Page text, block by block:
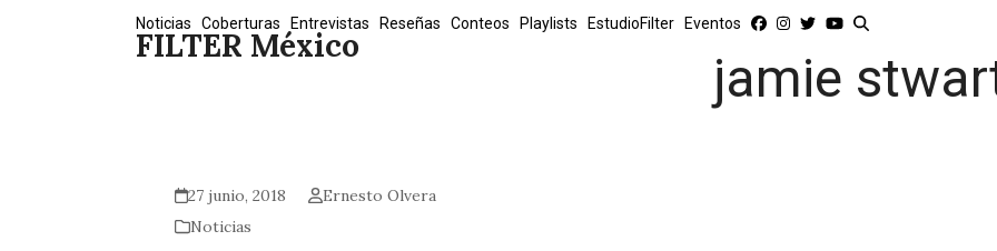
FILTER México
Noticias Coberturas Entrevistas Reseñas Conteos Playlists EstudioFilter Eventos
jamie
27 junio, 2018
Ernesto Olvera
Noticias